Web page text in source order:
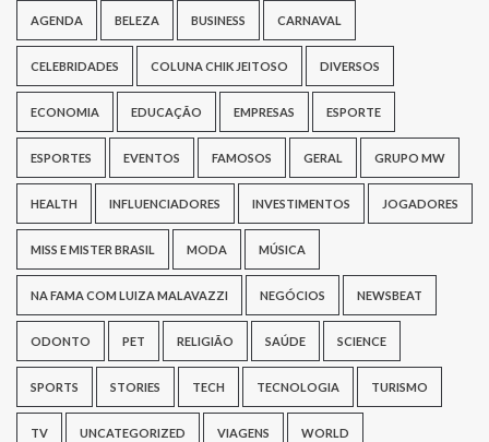
AGENDA BELEZA BUSINESS CARNAVAL
CELEBRIDADES COLUNA CHIK JEITOSO DIVERSOS
ECONOMIA EDUCAÇÃO EMPRESAS ESPORTE
ESPORTES EVENTOS FAMOSOS GERAL GRUPO MW
HEALTH INFLUENCIADORES INVESTIMENTOS JOGADORES
MISS E MISTER BRASIL MODA MÚSICA
NA FAMA COM LUIZA MALAVAZZI NEGÓCIOS NEWSBEAT
ODONTO PET RELIGIÃO SAÚDE SCIENCE
SPORTS STORIES TECH TECNOLOGIA TURISMO
TV UNCATEGORIZED VIAGENS WORLD